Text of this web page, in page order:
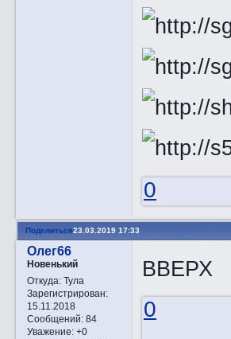
0
Поделиться23.03.2019 17:33
Олег66
Новенький
Откуда:Тула
Зарегистрирован:
15.11.2018
Сообщений:84
Уважение: +0
ВВЕРХ
0